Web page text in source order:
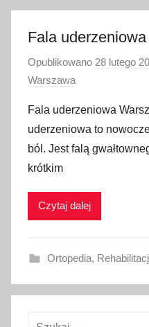
Fala
Opublikowano 28 lutego
Warszawa
Fala uderzeniowa
uderzeniowa to
ból. Jest falą
krótkim
Czytaj dalej
Ortopedia,
Szukaj: